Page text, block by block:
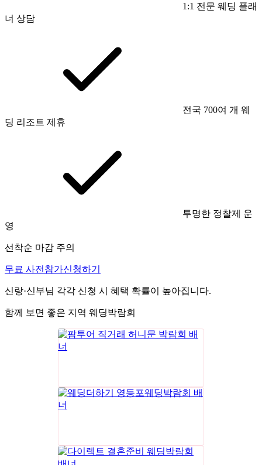
1:1 전문 웨딩 플래
너 상담
전국 700여 개 웨
딩 리조트 제휴
투명한 정찰제 운
영
선착순 마감 주의
무료 사전참가신청하기
신랑·신부님 각각 신청 시 혜택 확률이 높아집니다.
함께 보면 좋은 지역 웨딩박람회